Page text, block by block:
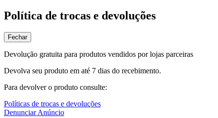
Política de trocas e devoluções
Fechar
Devolução gratuita para produtos vendidos por lojas parceiras
Devolva seu produto em até 7 dias do recebimento.
Para devolver o produto consulte:
Políticas de trocas e devoluções
Denunciar Anúncio